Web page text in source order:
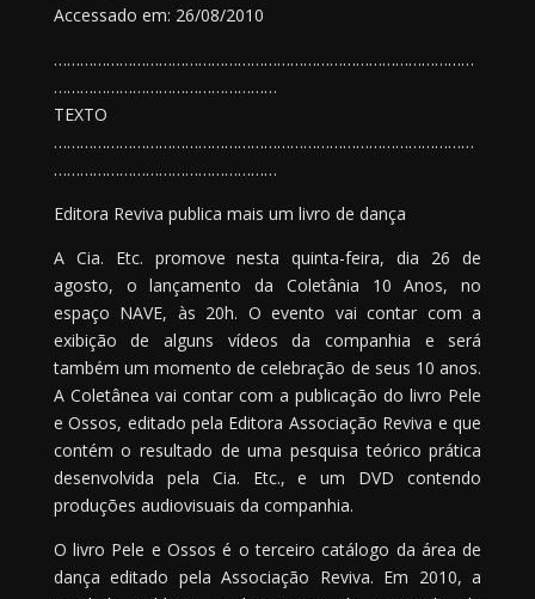
Accessado em: 26/08/2010
……………………………………………………………………………………
……………………………………………
TEXTO
……………………………………………………………………………………
……………………………………………
Editora Reviva publica mais um livro de dança
A Cia. Etc. promove nesta quinta-feira, dia 26 de
agosto, o lançamento da Coletânia 10 Anos, no
espaço NAVE, às 20h. O evento vai contar com a
exibição de alguns vídeos da companhia e será
também um momento de celebração de seus 10 anos.
A Coletânea vai contar com a publicação do livro Pele
e Ossos, editado pela Editora Associação Reviva e que
contém o resultado de uma pesquisa teórico prática
desenvolvida pela Cia. Etc., e um DVD contendo
produções audiovisuais da companhia.
O livro Pele e Ossos é o terceiro catálogo da área de
dança editado pela Associação Reviva. Em 2010, a